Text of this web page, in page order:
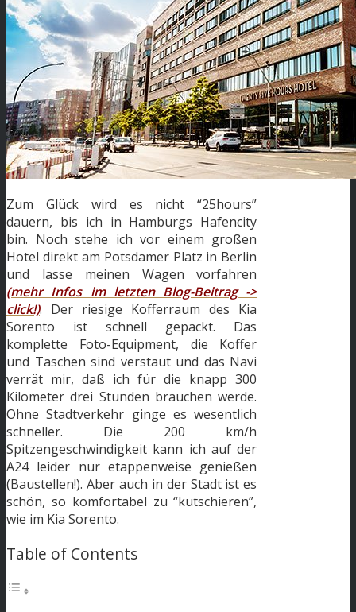
Zum Glück wird es nicht “25hours”
dauern, bis ich in Hamburgs Hafencity
bin. Noch stehe ich vor einem großen
Hotel direkt am Potsdamer Platz in Berlin
und lasse meinen Wagen vorfahren
(mehr Infos im letzten Blog-Beitrag ->
click!). Der riesige Kofferraum des Kia
Sorento ist schnell gepackt. Das
komplette Foto-Equipment, die Koffer
und Taschen sind verstaut und das Navi
verrät mir, daß ich für die knapp 300
Kilometer drei Stunden brauchen werde.
Ohne Stadtverkehr ginge es wesentlich
schneller. Die 200 km/h
Spitzengeschwindigkeit kann ich auf der
A24 leider nur etappenweise genießen
(Baustellen!). Aber auch in der Stadt ist es
schön, so komfortabel zu “kutschieren”,
wie im Kia Sorento.
Table of Contents